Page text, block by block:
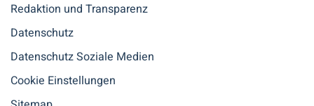
Redaktion und Transparenz
Datenschutz
Datenschutz Soziale Medien
Cookie Einstellungen